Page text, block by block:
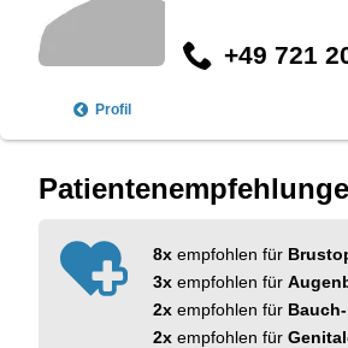
Profil
+49 721
8x empfohlen für
3x empfohlen für
2x empfohlen für
2x empfohlen für